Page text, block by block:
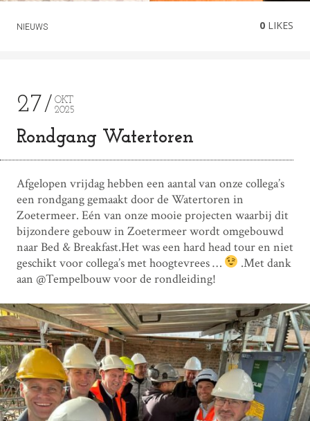
NIEUWS 0 LIKES
27
OKT
2025
Rondgang Watertoren
Afgelopen vrijdag hebben een aantal van onze collega’s
een rondgang gemaakt door de Watertoren in
Zoetermeer. Eén van onze mooie projecten waarbij dit
bijzondere gebouw in Zoetermeer wordt omgebouwd
naar Bed & Breakfast.Het was een hard head tour en niet
geschikt voor collega’s met hoogtevrees …
.Met dank
aan @Tempelbouw voor de rondleiding!